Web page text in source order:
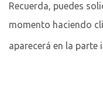
Recuerda, puedes
momento haciendo
aparecerá en la parte